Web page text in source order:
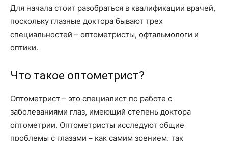
нем
Для начала стоит разобраться в квалификации врачей,
поскольку глазные доктора бывают трех
специальностей – оптометристы, офтальмологи и
оптики.
Что такое оптометрист?
Оптометрист – это специалист по работе с
заболеваниями глаз, имеющий степень доктора
оптометрии. Оптометристы исследуют общие
проблемы с глазами – как самим зрением, так